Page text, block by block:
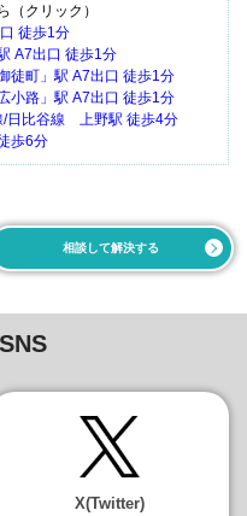
（クリック）
徒歩1分
A7出口 徒歩1分
徒町」駅 A7出口 徒歩1分
小路」駅 A7出口 徒歩1分
/日比谷線 上野駅 徒歩4分
歩6分
相談して解決する
X(Twitter)